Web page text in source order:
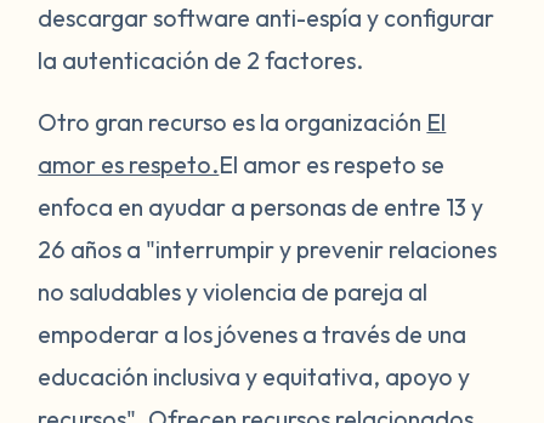
descargar software anti-espía y configurar
la autenticación de 2 factores.
Otro gran recurso es la organización El
amor es respeto.El amor es respeto se
enfoca en ayudar a personas de entre 13 y
26 años a "interrumpir y prevenir relaciones
no saludables y violencia de pareja al
empoderar a los jóvenes a través de una
educación inclusiva y equitativa, apoyo y